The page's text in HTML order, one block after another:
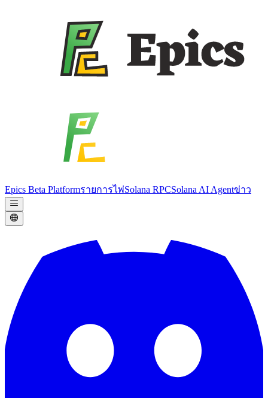
Epics Beta Platformรายการไพ่Solana RPCSolana AI Agentข่าว